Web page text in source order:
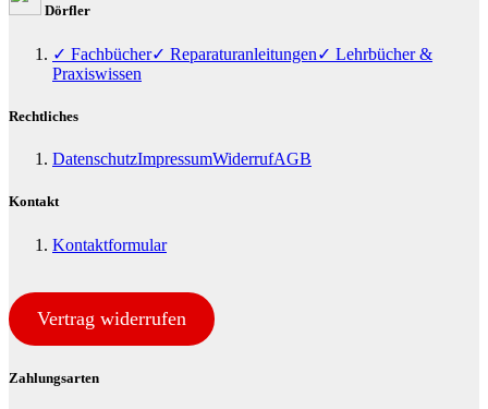
Dörfler
✓ Fachbücher✓ Reparaturanleitungen✓ Lehrbücher &
Praxiswissen
Rechtliches
DatenschutzImpressumWiderrufAGB
Kontakt
Kontaktformular
Vertrag widerrufen
Zahlungsarten